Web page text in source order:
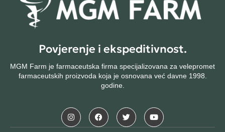
Povjerenje i ekspeditivnost.
MGM Farm je farmaceutska firma specijalizovana za velepromet
farmaceutskih proizvoda koja je osnovana već davne 1998.
godine.